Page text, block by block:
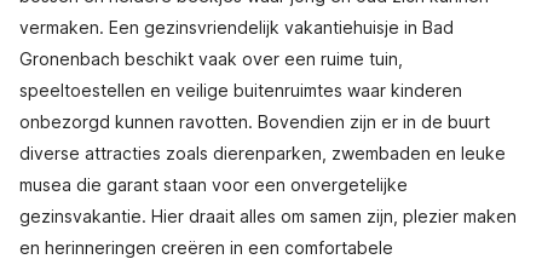
vermaken. Een gezinsvriendelijk vakantiehuisje in Bad
Gronenbach beschikt vaak over een ruime tuin,
speeltoestellen en veilige buitenruimtes waar kinderen
onbezorgd kunnen ravotten. Bovendien zijn er in de buurt
diverse attracties zoals dierenparken, zwembaden en leuke
musea die garant staan voor een onvergetelijke
gezinsvakantie. Hier draait alles om samen zijn, plezier maken
en herinneringen creëren in een comfortabele